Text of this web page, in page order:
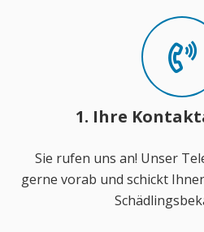
1. Ihre
Sie rufen uns an! Unser
gerne vorab und schickt